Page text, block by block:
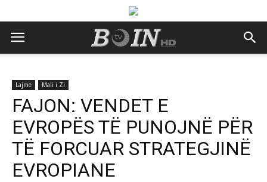
Lajme Mali i Zi
FAJON: VENDET E
EVROPËS TË PUNOJNË PËR
TË FORCUAR STRATEGJINË
EVROPIANE